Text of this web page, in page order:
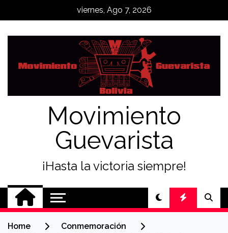
viernes, Ago 7, 2026
Movimiento
Guevarista
¡Hasta la victoria siempre!
Home
Conmemoración